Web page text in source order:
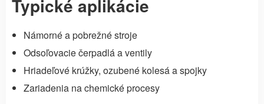
Typické aplikácie
Námorné a pobrežné stroje
Odsoľovacie čerpadlá a ventily
Hriadeľové krúžky, ozubené kolesá a spojky
Zariadenia na chemické procesy